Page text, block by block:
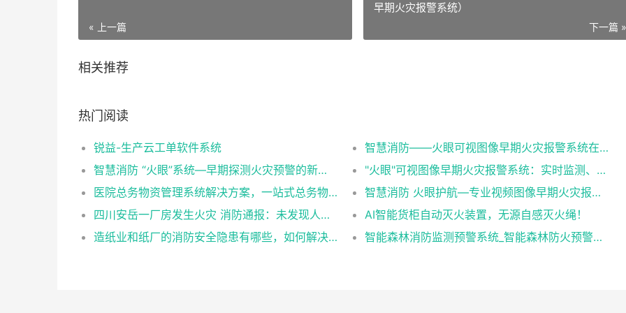
« 上一篇
早期火灾报警系统）
下一篇 »
相关推荐
热门阅读
锐益-生产云工单软件系统
智慧消防——火眼可视图像早期火灾报警系统在各行业中的应用
智慧消防 “火眼”系统—早期探测火灾预警的新利器
"火眼"可视图像早期火灾报警系统：实时监测、智能预警，为您的安全保驾护航！
医院总务物资管理系统解决方案，一站式总务物资管理神器！
智慧消防 火眼护航—专业视频图像早期火灾报警系统
四川安岳一厂房发生火灾 消防通报：未发现人员伤亡（火眼可视图像早期火灾报警系统）
AI智能货柜自动灭火装置，无源自感灭火绳！
造纸业和纸厂的消防安全隐患有哪些，如何解决（火眼可视图像早期火灾报警系统解决造纸业和纸厂的消防隐患）
智能森林消防监测预警系统_智能森林防火预警系统_智能森林消防防火解决方案